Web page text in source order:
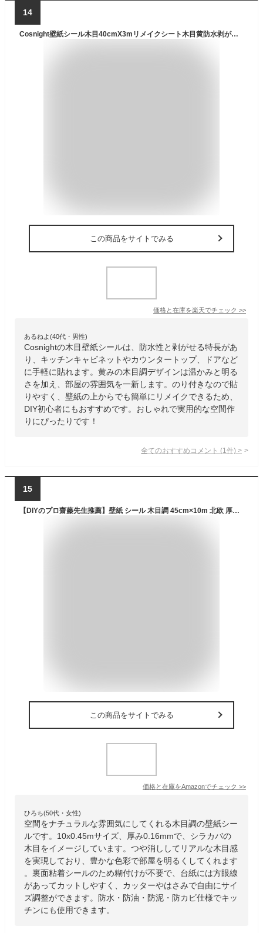
14
Cosnight壁紙シール木目40cmX3mリメイクシート木目黄防水剥がせる壁紙イエロー木目調壁紙のり付き装飾キッチンキャビネット、カウンタートップ、テーブル、ドア、壁紙の上から張る壁紙家…
この商品をサイトでみる
価格と在庫を楽天でチェック >>
あるねよ(40代・男性)
Cosnightの木目壁紙シールは、防水性と剥がせる特長があ
り、キッチンキャビネットやカウンタートップ、ドアなど
に手軽に貼れます。黄みの木目調デザインは温かみと明る
さを加え、部屋の雰囲気を一新します。のり付きなので貼
りやすく、壁紙の上からでも簡単にリメイクできるため、
DIY初心者にもおすすめです。おしゃれで実用的な空間作
りにぴったりです！
全てのおすすめコメント (1 件) >
15
【DIYのプロ齋藤先生推薦】壁紙 シール 木目調 45cm×10m 北欧 厚手 壁紙シール リメイクシート 壁紙補修 ふすま紙 壁紙の上から貼れる はがせる壁紙
この商品をサイトでみる
価格と在庫をAmazonでチェック >>
ひろち(50代・女性)
空間をナチュラルな雰囲気にしてくれる木目調の壁紙シー
ルです。10x0.45mサイズ、厚み0.16mmで、シラカバの
木目をイメージしています。つや消ししてリアルな木目感
を実現しており、豊かな色彩で部屋を明るくしてくれます
。裏面粘着シールのため糊付けが不要で、台紙には方眼線
があってカットしやすく、カッターやはさみで自由にサイ
ズ調整ができます。防水・防油・防泥・防カビ仕様でキッ
チンにも使用できます。